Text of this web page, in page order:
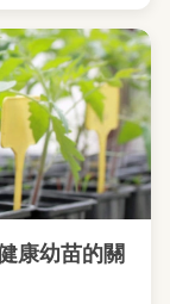
康幼苗的關